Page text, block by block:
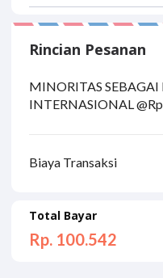
Rincian Pesanan
MINORITAS
INTERNASIONAL
Biaya Transaksi
Total Bayar
Rp. 100.542